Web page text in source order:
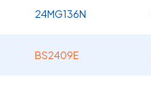
24MG136N
BS2409E